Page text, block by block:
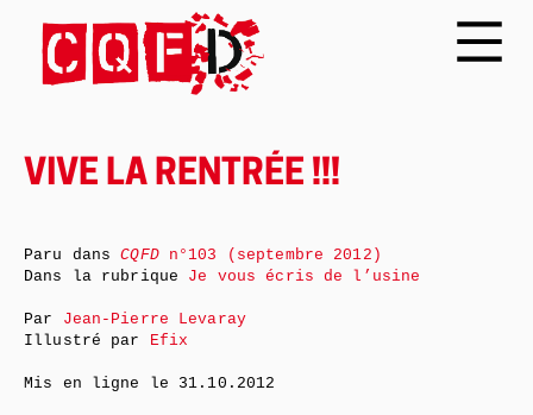
VIVE LA RENTRÉE !!!
Paru dansCQFDn°103 (septembre 2012)
Dans la rubrique Je vous écris de l’usine
Par Jean-Pierre Levaray
Illustré par Efix
Mis en ligne le 31.10.2012